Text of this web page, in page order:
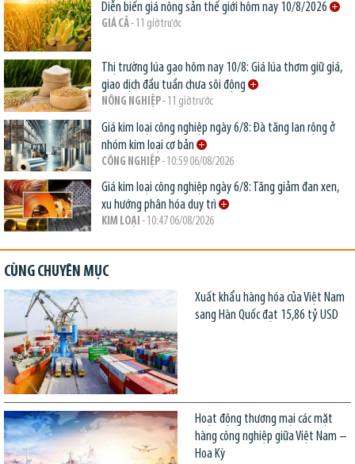
Diễn biến giá nông sản thế giới hôm nay 10/8/2026
GIÁ CẢ- 11 giờ trước
Thị trường lúa gạo hôm nay 10/8: Giá lúa thơm giữ giá,
giao dịch đầu tuần chưa sôi động
NÔNG NGHIỆP- 11 giờ trước
Giá kim loại công nghiệp ngày 6/8: Đà tăng lan rộng ở
nhóm kim loại cơ bản
CÔNG NGHIỆP- 10:59 06/08/2026
Giá kim loại công nghiệp ngày 6/8: Tăng giảm đan xen,
xu hướng phân hóa duy trì
KIM LOẠI - 10:47 06/08/2026
CÙNG CHUYÊN MỤC
Xuất khẩu hàng hóa của Việt Nam
sang Hàn Quốc đạt 15,86 tỷ USD
Hoạt động thương mại các mặt
hàng công nghiệp giữa Việt Nam –
Hoa Kỳ